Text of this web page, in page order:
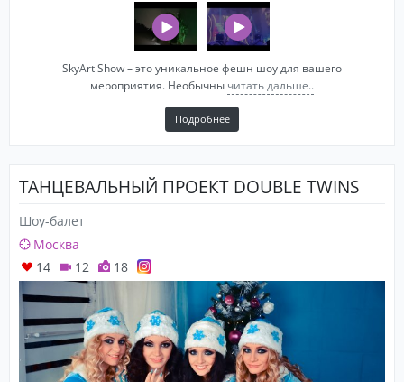
SkyArt Show – это уникальное фешн шоу для вашего
мероприятия. Необычны читать дальше..
Подробнее
ТАНЦЕВАЛЬНЫЙ ПРОЕКТ DOUBLE TWINS
Шоу-балет
Москва
14
12 18